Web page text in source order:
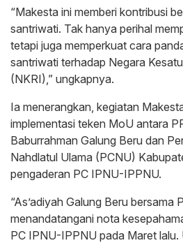
“Makesta ini memberi kontribusi
santriwati. Tak hanya perihal
tetapi juga memperkuat cara
santriwati terhadap Negara
(NKRI),” ungkapnya.
Ia menerangkan, kegiatan
implementasi teken MoU antara
Baburrahman Galung Beru dan
Nahdlatul Ulama (PCNU)
pengaderan PC IPNU-IPPNU.
“As’adiyah Galung Beru bersama
menandatangani nota
PC IPNU-IPPNU pada Maret lalu.